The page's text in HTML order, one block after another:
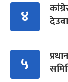
४
५